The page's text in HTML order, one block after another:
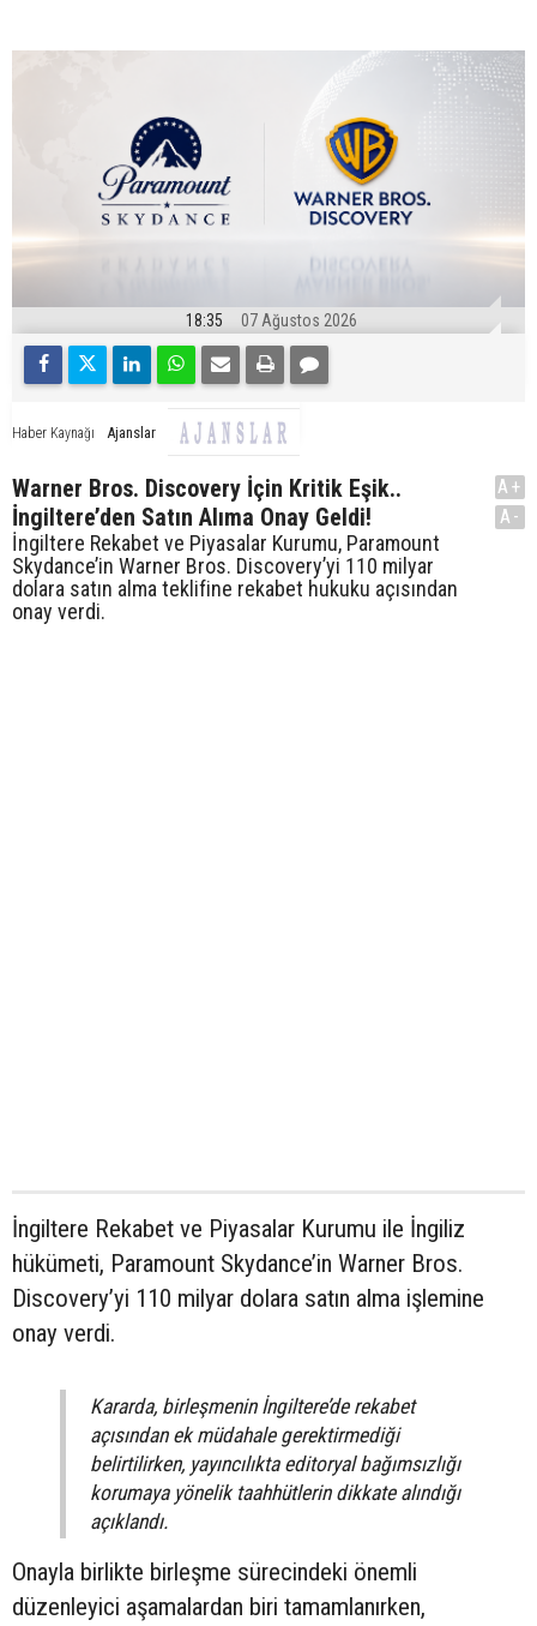
18:35 07 Ağustos 2026
Haber Kaynağı Ajanslar
Warner Bros. Discovery İçin Kritik Eşik..
İngiltere’den Satın Alıma Onay Geldi!
İngiltere Rekabet ve Piyasalar Kurumu, Paramount
Skydance’in Warner Bros. Discovery’yi 110 milyar
dolara satın alma teklifine rekabet hukuku açısından
onay verdi.
A+
A-
İngiltere Rekabet ve Piyasalar Kurumu ile İngiliz
hükümeti, Paramount Skydance’in Warner Bros.
Discovery’yi 110 milyar dolara satın alma işlemine
onay verdi.
Kararda, birleşmenin İngiltere’de rekabet
açısından ek müdahale gerektirmediği
belirtilirken, yayıncılıkta editoryal bağımsızlığı
korumaya yönelik taahhütlerin dikkate alındığı
açıklandı.
Onayla birlikte birleşme sürecindeki önemli
düzenleyici aşamalardan biri tamamlanırken,